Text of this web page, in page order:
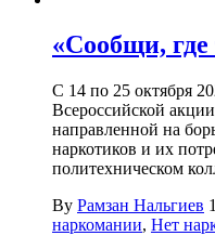
«Сообщи,
С 14 по 25 октября
Всероссийской
направленной на
наркотиков и их
политехническом
By Рамзан Нальгиев
наркомании, Нет